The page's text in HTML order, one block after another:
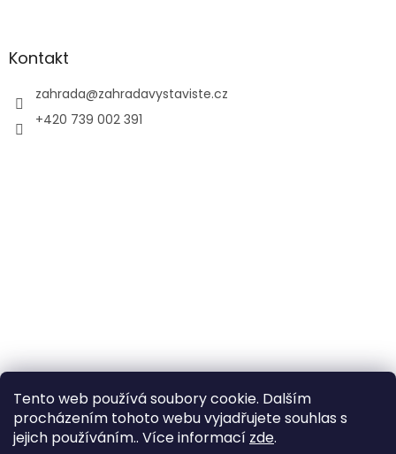
Tento web používá soubory cookie. Dalším
procházením tohoto webu vyjadřujete souhlas s
jejich používáním.. Více informací zde.
Kontakt
zahrada@zahradavystaviste.cz
+420 739 002 391